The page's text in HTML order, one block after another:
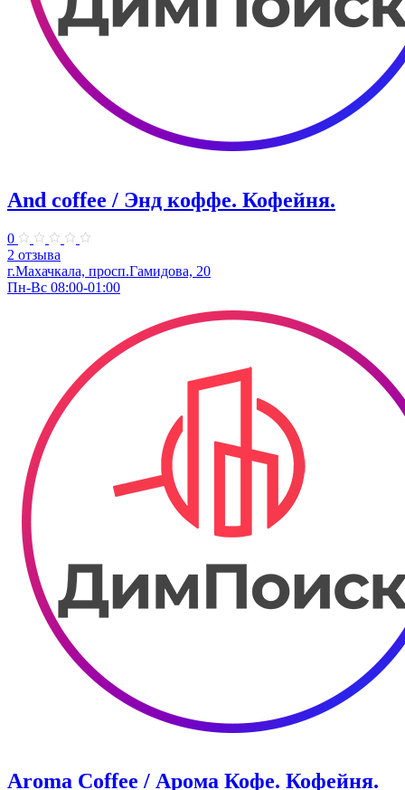
And coffee / Энд коффе. Кофейня.
0
2 отзыва
г.Махачкала, просп.​Гамидова, 20
Пн-Вс 08:00-01:00
Aroma Coffee / Арома Кофе. Кофейня.